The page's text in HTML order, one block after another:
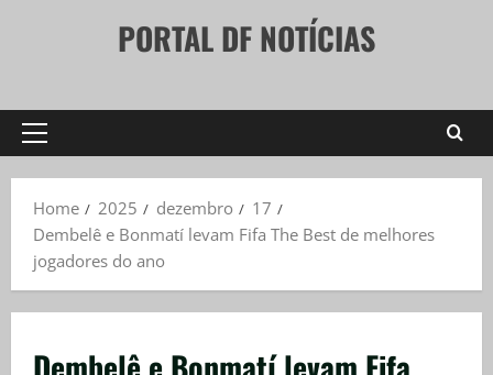
PORTAL DF NOTÍCIAS
Primary
Home
2025 dezembro
17
Dembelê e Bonmatí levam Fifa The Best de melhores
jogadores do ano